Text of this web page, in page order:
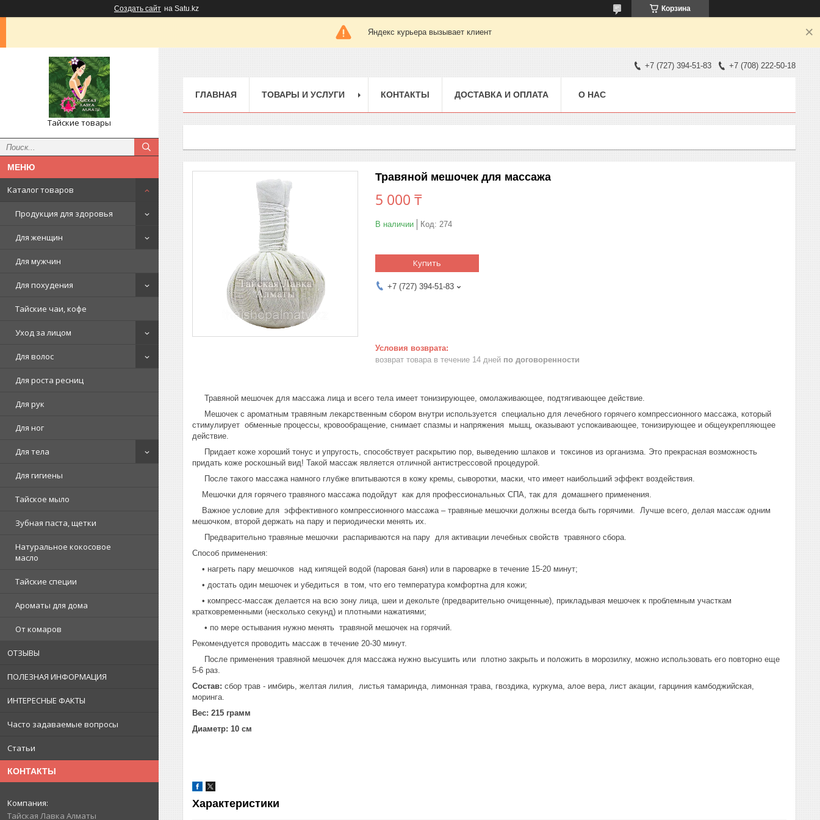
Создать сайт на Satu.kz Корзина
Яндекс курьера вызывает клиент
Тайские товары
Каталог товаров
Продукция для здоровья
Для женщин
Для мужчин
Для похудения
Тайские чаи, кофе
Уход за лицом
Для волос
Для роста ресниц
Для рук
Для ног
Для тела
Для гигиены
Тайское мыло
Зубная паста, щетки
Натуральное кокосовое
масло
Тайские специи
Ароматы для дома
От комаров
ОТЗЫВЫ
ПОЛЕЗНАЯ ИНФОРМАЦИЯ
ИНТЕРЕСНЫЕ ФАКТЫ
Часто задаваемые вопросы
Статьи
КОНТАКТЫ
Тайская Лавка Алматы
+7 (727) 394-51-83 +7 (708) 222-50-18
ГЛАВНАЯ ТОВАРЫ И УСЛУГИ КОНТАКТЫ ДОСТАВКА И ОПЛАТА О НАС
Травяной мешочек для массажа
5 000 ₸
В наличии Код: 274
Купить
+7 (727) 394-51-83
возврат товара в течение 14 дней по договоренности
Травяной мешочек для массажа лица и всего тела имеет тонизирующее, омолаживающее, подтягивающее действие.
Мешочек с ароматным травяным лекарственным сбором внутри используется специально для лечебного горячего компрессионного массажа, который
стимулирует обменные процессы, кровообращение, снимает спазмы и напряжения мышц, оказывают успокаивающее, тонизирующее и общеукрепляющее
действие.
Придает коже хороший тонус и упругость, способствует раскрытию пор, выведению шлаков и токсинов из организма. Это прекрасная возможность
придать коже роскошный вид! Такой массаж является отличной антистрессовой процедурой.
После такого массажа намного глубже впитываются в кожу кремы, сыворотки, маски, что имеет наибольший эффект воздействия.
Мешочки для горячего травяного массажа подойдут как для профессиональных СПА, так для домашнего применения.
Важное условие для эффективного компрессионного массажа – травяные мешочки должны всегда быть горячими. Лучше всего, делая массаж одним
мешочком, второй держать на пару и периодически менять их.
Предварительно травяные мешочки распариваются на пару для активации лечебных свойств травяного сбора.
Способ применения:
• нагреть пару мешочков над кипящей водой (паровая баня) или в пароварке в течение 15-20 минут;
• достать один мешочек и убедиться в том, что его температура комфортна для кожи;
• компресс-массаж делается на всю зону лица, шеи и декольте (предварительно очищенные), прикладывая мешочек к проблемным участкам
кратковременными (несколько секунд) и плотными нажатиями;
• по мере остывания нужно менять травяной мешочек на горячий.
Рекомендуется проводить массаж в течение 20-30 минут.
После применения травяной мешочек для массажа нужно высушить или плотно закрыть и положить в морозилку, можно использовать его повторно еще
5-6 раз.
Состав: сбор трав - имбирь, желтая лилия, листья тамаринда, лимонная трава, гвоздика, куркума, алое вера, лист акации, гарциния камбоджийская,
моринга.
Вес: 215 грамм
Диаметр: 10 см
Характеристики